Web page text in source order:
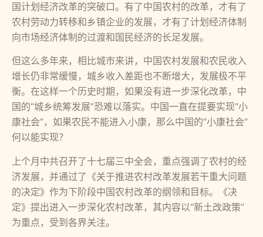
国计划经济改革的突破口。有了中国农村的改革，才有了
农村劳动力转移和乡镇企业的发展，才有了计划经济体制
向市场经济体制的过渡和国民经济的长足发展。
但这么多年来，相比城市来讲，中国农村发展和农民收入
增长仍非常缓慢，城乡收入差距也不断增大，发展极不平
衡。在这样一个历史时期，如果没有进一步深化改革，中
国的“城乡统筹发展”恐难以落实。中国一直在提要实现“小
康社会”，如果农民不能进入小康，那么中国的“小康社会”
何以能实现？
上个月中共召开了十七届三中全会，重点强调了农村的经
济发展，并通过了《关于推进农村改革发展若干重大问题
的决定》作为下阶段中国农村改革的纲领和目标。《决
定》提出进入一步深化农村改革，其内容以“新土改政策”
为重点，受到各界关注。